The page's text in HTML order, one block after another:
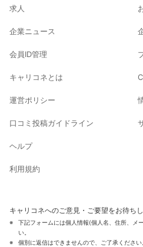
求人
企業ニュース
会員ID管理
キャリコネとは
運営ポリシー
口コミ投稿ガイドライン
ヘルプ
利用規約
キャリコネへのご意見・ご要望をお待ちし
下記フォームには個人情報(個人名、住所、メ
い。
個別に返信はできませんので、ご了承ください